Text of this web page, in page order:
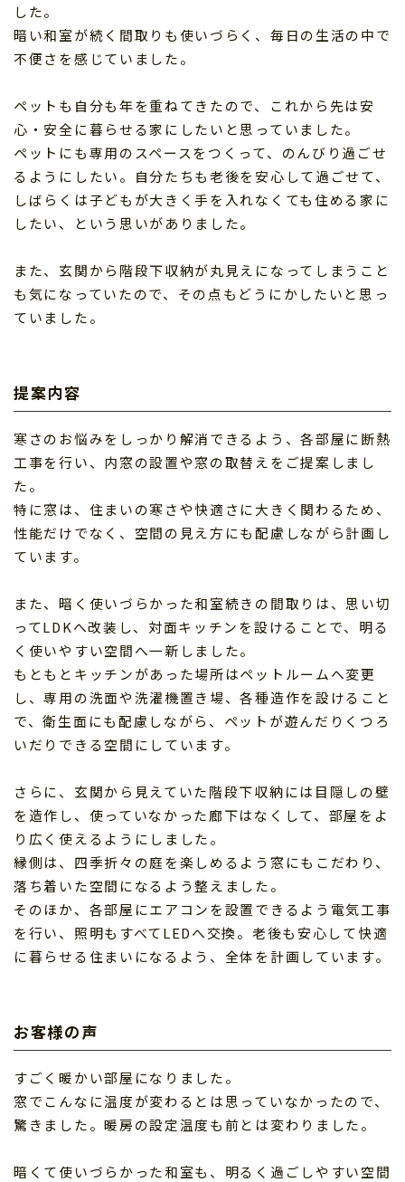
した。
暗い和室が続く間取りも使いづらく、毎日の生活の中で
不便さを感じていました。
ペットも自分も年を重ねてきたので、これから先は安
心・安全に暮らせる家にしたいと思っていました。
ペットにも専用のスペースをつくって、のんびり過ごせ
るようにしたい。自分たちも老後を安心して過ごせて、
しばらくは子どもが大きく手を入れなくても住める家に
したい、という思いがありました。
また、玄関から階段下収納が丸見えになってしまうこと
も気になっていたので、その点もどうにかしたいと思っ
ていました。
提案内容
寒さのお悩みをしっかり解消できるよう、各部屋に断熱
工事を行い、内窓の設置や窓の取替えをご提案しまし
た。
特に窓は、住まいの寒さや快適さに大きく関わるため、
性能だけでなく、空間の見え方にも配慮しながら計画し
ています。
また、暗く使いづらかった和室続きの間取りは、思い切
ってLDKへ改装し、対面キッチンを設けることで、明る
く使いやすい空間へ一新しました。
もともとキッチンがあった場所はペットルームへ変更
し、専用の洗面や洗濯機置き場、各種造作を設けること
で、衛生面にも配慮しながら、ペットが遊んだりくつろ
いだりできる空間にしています。
さらに、玄関から見えていた階段下収納には目隠しの壁
を造作し、使っていなかった廊下はなくして、部屋をよ
り広く使えるようにしました。
縁側は、四季折々の庭を楽しめるよう窓にもこだわり、
落ち着いた空間になるよう整えました。
そのほか、各部屋にエアコンを設置できるよう電気工事
を行い、照明もすべてLEDへ交換。老後も安心して快適
に暮らせる住まいになるよう、全体を計画しています。
お客様の声
すごく暖かい部屋になりました。
窓でこんなに温度が変わるとは思っていなかったので、
驚きました。暖房の設定温度も前とは変わりました。
暗くて使いづらかった和室も、明るく過ごしやすい空間